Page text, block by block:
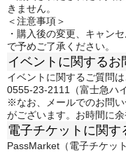
きません。
＜注意事項＞
・購入後の変更、キャン
で予めご了承ください。
イベントに関するお
イベントに関するご質問は
0555-23-2111（富士急ハ
※なお、メールでのお問
がございます。お時間に
電子チケットに関す
PassMarket（電子チケッ